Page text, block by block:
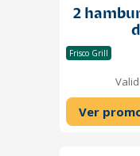
2
Frisco Grill
Ver